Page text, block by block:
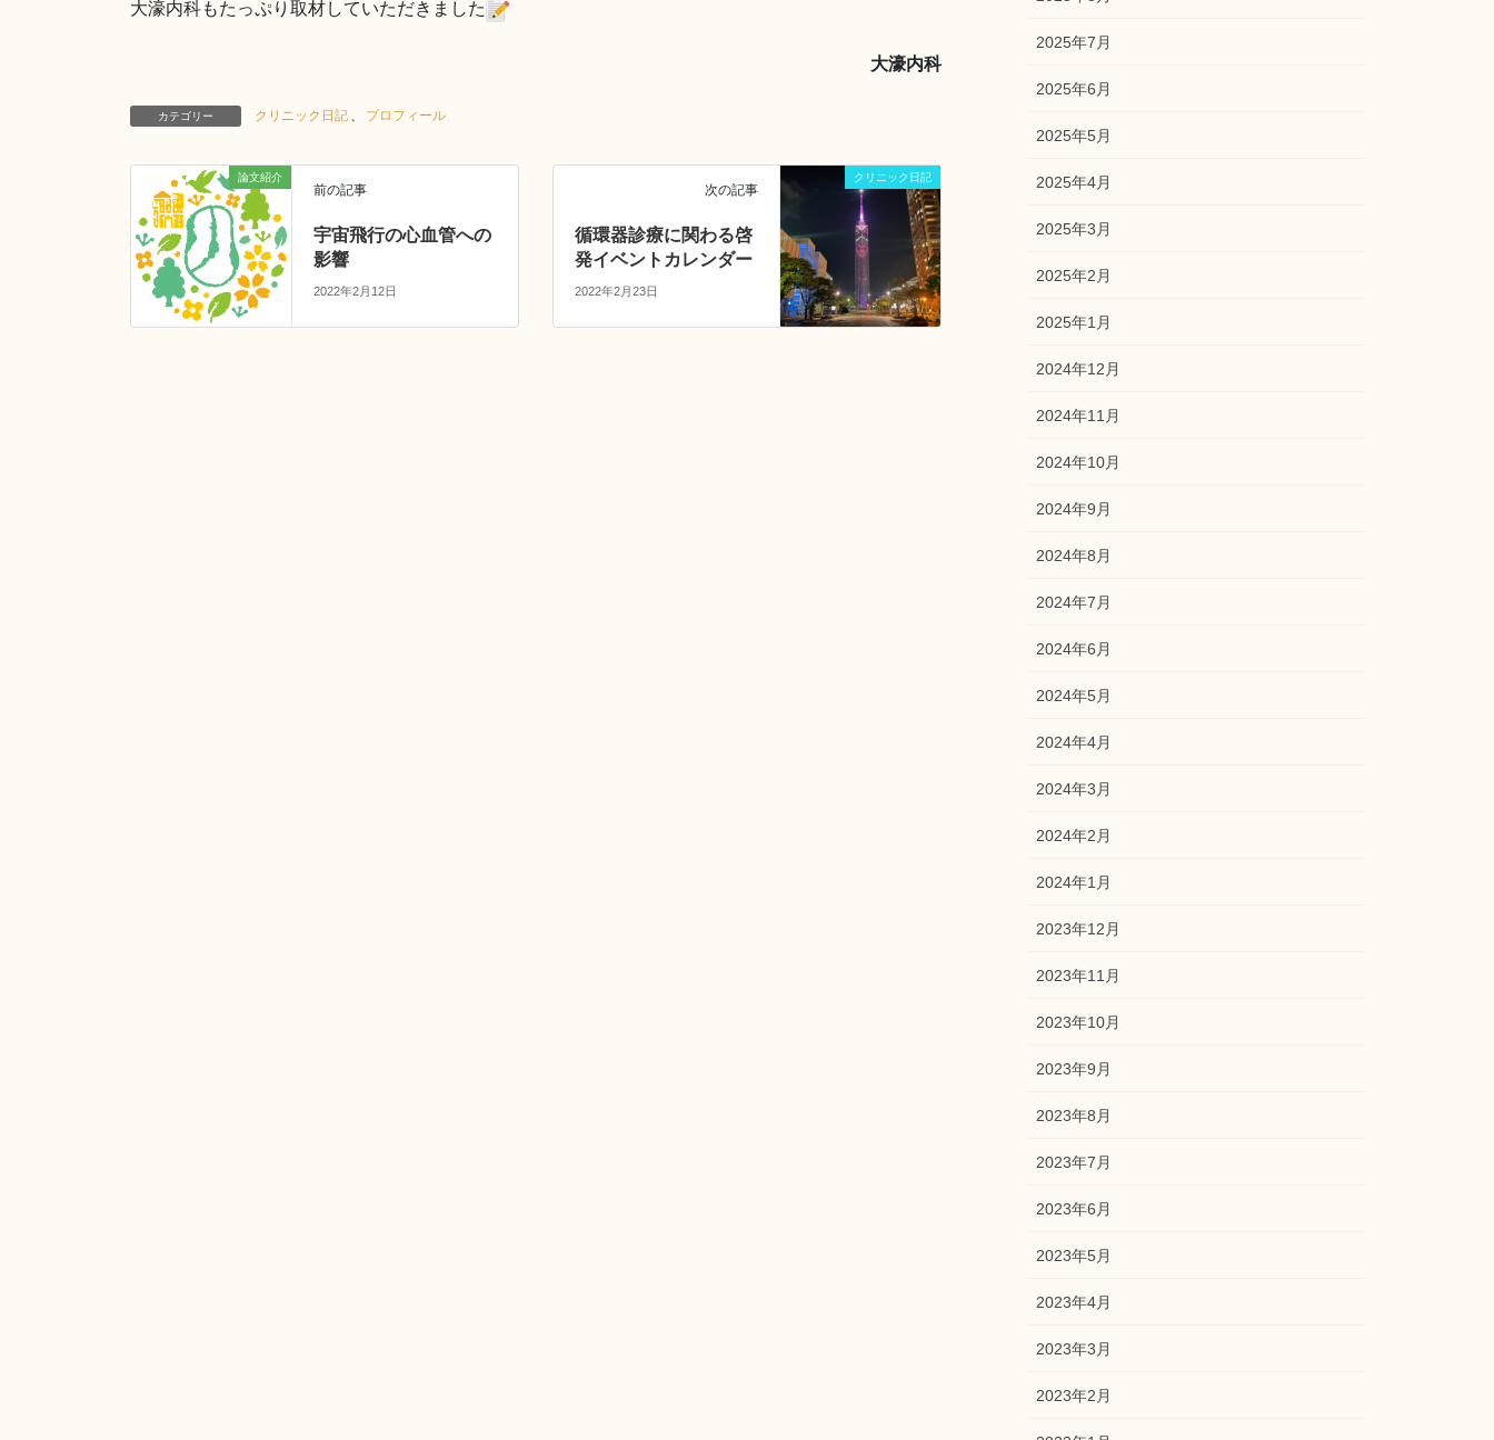
大濠内科もたっぷり取材していただきました
大濠内科
カテゴリー クリニック日記 プロフィール
論文紹介
前の記事
宇宙飛行の心血管への
影響
2022年2月12日
クリニック日記
次の記事
循環器診療に関わる啓
発イベントカレンダー
2022年2月23日
2025年7月
2025年6月
2025年5月
2025年4月
2025年3月
2025年2月
2025年1月
2024年12月
2024年11月
2024年10月
2024年9月
2024年8月
2024年7月
2024年6月
2024年5月
2024年4月
2024年3月
2024年2月
2024年1月
2023年12月
2023年11月
2023年10月
2023年9月
2023年8月
2023年7月
2023年6月
2023年5月
2023年4月
2023年3月
2023年2月